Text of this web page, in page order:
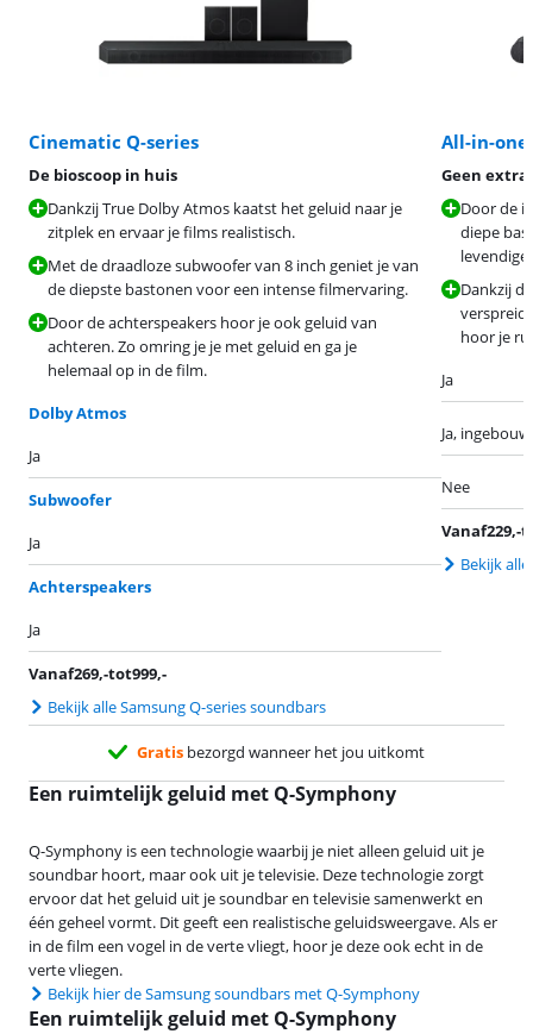
Cinematic Q-series
De bioscoop in huis
Dankzij True Dolby Atmos kaatst het geluid naar je
zitplek en ervaar je films realistisch.
Met de draadloze subwoofer van 8 inch geniet je van
de diepste bastonen voor een intense filmervaring.
Door de achterspeakers hoor je ook geluid van
achteren. Zo omring je je met geluid en ga je
helemaal op in de film.
Dolby Atmos
Ja
Subwoofer
Ja
Achterspeakers
Ja
Vanaf269,-tot999,-
Bekijk alle Samsung Q-series soundbars
All-in-one
Geen extra
Door de
diepe
Dankzij
hoor je
Ja
Ja,
Nee
Vanaf229,-
Bekijk
Gratis bezorgd wanneer het jou uitkomt
Een ruimtelijk geluid met Q-Symphony
Q-Symphony is een technologie waarbij je niet alleen geluid uit je
soundbar hoort, maar ook uit je televisie. Deze technologie zorgt
ervoor dat het geluid uit je soundbar en televisie samenwerkt en
één geheel vormt. Dit geeft een realistische geluidsweergave. Als er
in de film een vogel in de verte vliegt, hoor je deze ook echt in de
verte vliegen.
Bekijk hier de Samsung soundbars met Q-Symphony
Een ruimtelijk geluid met Q-Symphony